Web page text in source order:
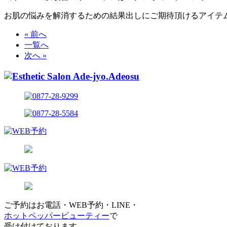
お肌の悩みを解消するための結果出しにご期待頂けるアイテ
« 前へ
一覧へ
次へ »
ご予約はお電話・WEB予約・LINE・
ホットペッパービューティーで